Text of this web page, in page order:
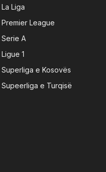
La Liga
Premier League
Serie A
Ligue 1
Superliga e Kosovës
Supeerliga e Turqisë